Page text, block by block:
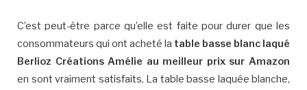
C’est peut-être parce qu’elle est faite pour durer que les
consommateurs qui ont acheté la table basse blanc laqué
Berlioz Créations Amélie au meilleur prix sur Amazon
en sont vraiment satisfaits. La table basse laquée blanche,